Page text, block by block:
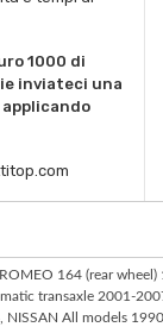
1000 di
inviateci una
164 (rear
transaxle 2001-
All models